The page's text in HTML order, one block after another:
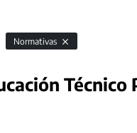
Normativas
Técnico